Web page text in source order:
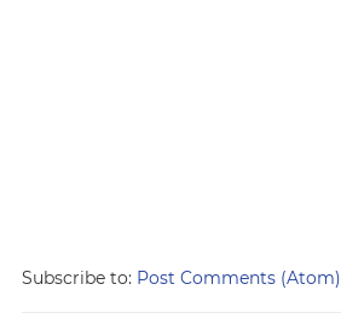
Subscribe to: Post Comments (Atom)